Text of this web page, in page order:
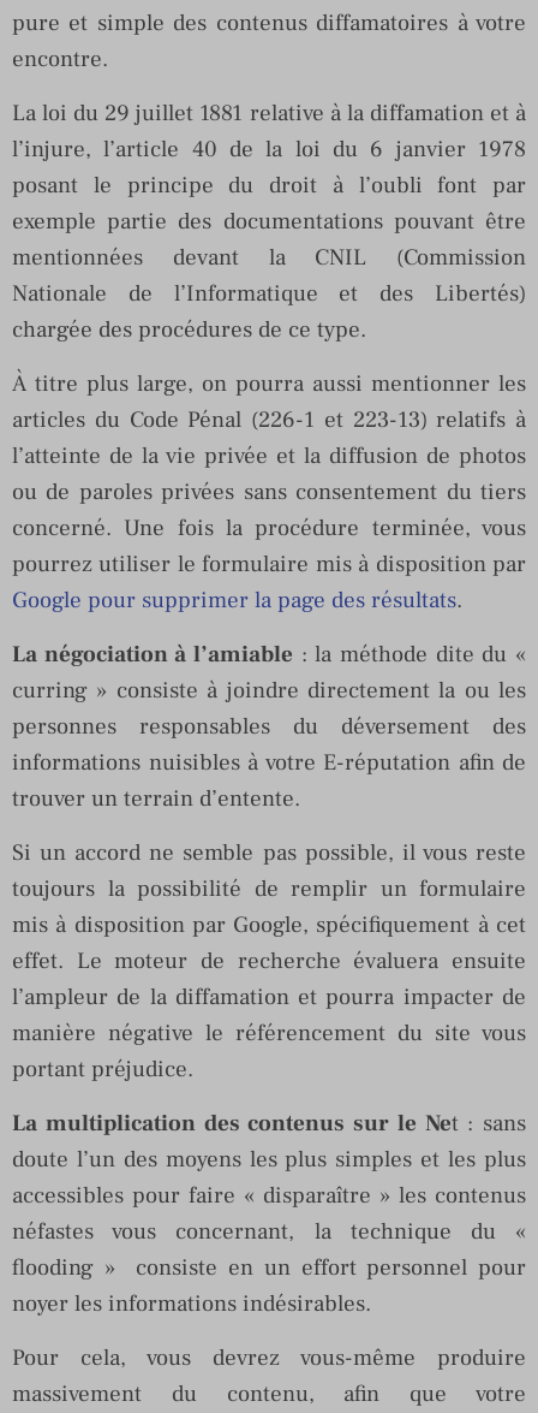
pure et simple des contenus diffamatoires à votre
encontre.
La loi du 29 juillet 1881 relative à la diffamation et à
l’injure, l’article 40 de la loi du 6 janvier 1978
posant le principe du droit à l’oubli font par
exemple partie des documentations pouvant être
mentionnées devant la CNIL (Commission
Nationale de l’Informatique et des Libertés)
chargée des procédures de ce type.
À titre plus large, on pourra aussi mentionner les
articles du Code Pénal (226-1 et 223-13) relatifs à
l’atteinte de la vie privée et la diffusion de photos
ou de paroles privées sans consentement du tiers
concerné. Une fois la procédure terminée, vous
pourrez utiliser le formulaire mis à disposition par
Google pour supprimer la page des résultats.
La négociation à l’amiable : la méthode dite du «
curring » consiste à joindre directement la ou les
personnes responsables du déversement des
informations nuisibles à votre E-réputation afin de
trouver un terrain d’entente.
Si un accord ne semble pas possible, il vous reste
toujours la possibilité de remplir un formulaire
mis à disposition par Google, spécifiquement à cet
effet. Le moteur de recherche évaluera ensuite
l’ampleur de la diffamation et pourra impacter de
manière négative le référencement du site vous
portant préjudice.
La multiplication des contenus sur le Net : sans
doute l’un des moyens les plus simples et les plus
accessibles pour faire « disparaître » les contenus
néfastes vous concernant, la technique du «
flooding » consiste en un effort personnel pour
noyer les informations indésirables.
Pour cela, vous devrez vous-même produire
massivement du contenu, afin que votre